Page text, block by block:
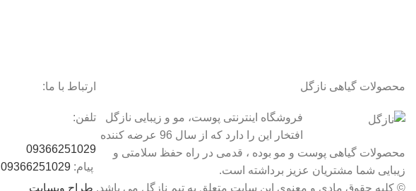
محصولات گیاهی نازگل
فروشگاه اینترنتی پوست، مو و زیبایی نازگل
افتخار این را دارد که از سال 96 عرضه کننده
محصولات گیاهی پوست و مو بوده ، قدمی در راه حفظ سلامتی و
زیبایی شما مشتریان عزیز برداشته است.
ارتباط با ما:
تلفن:
09366251029
پیام: 09366251029
© کلیه حقوق مادی و معنوی این سایت متعلق به تیم نازگل می باشد. طراح وبسایت